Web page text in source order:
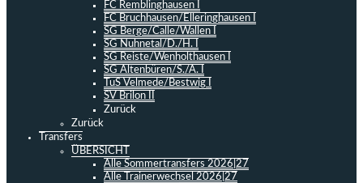
FC Remblinghausen I
FC Bruchhausen/Elleringhausen I
SG Berge/Calle/Wallen I
SG Nuhnetal/D./H. I
SG Reiste/Wenholthausen I
SG Altenbüren/S./A. I
TuS Velmede/Bestwig I
SV Brilon II
Zurück
Zurück
Transfers
ÜBERSICHT
Alle Sommertransfers 2026|27
Alle Trainerwechsel 2026|27